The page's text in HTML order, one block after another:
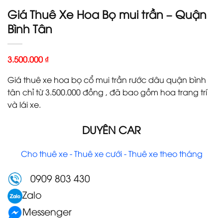
Giá Thuê Xe Hoa Bọ mui trần – Quận
Bình Tân
3.500.000 ₫
Giá thuê xe hoa bọ cổ mui trần rước dâu quận bình
tân chỉ từ 3.500.000 đồng , đã bao gồm hoa trang trí
và lái xe.
DUYÊN CAR
Cho thuê xe - Thuê xe cưới - Thuê xe theo tháng
0909 803 430
Zalo
Messenger